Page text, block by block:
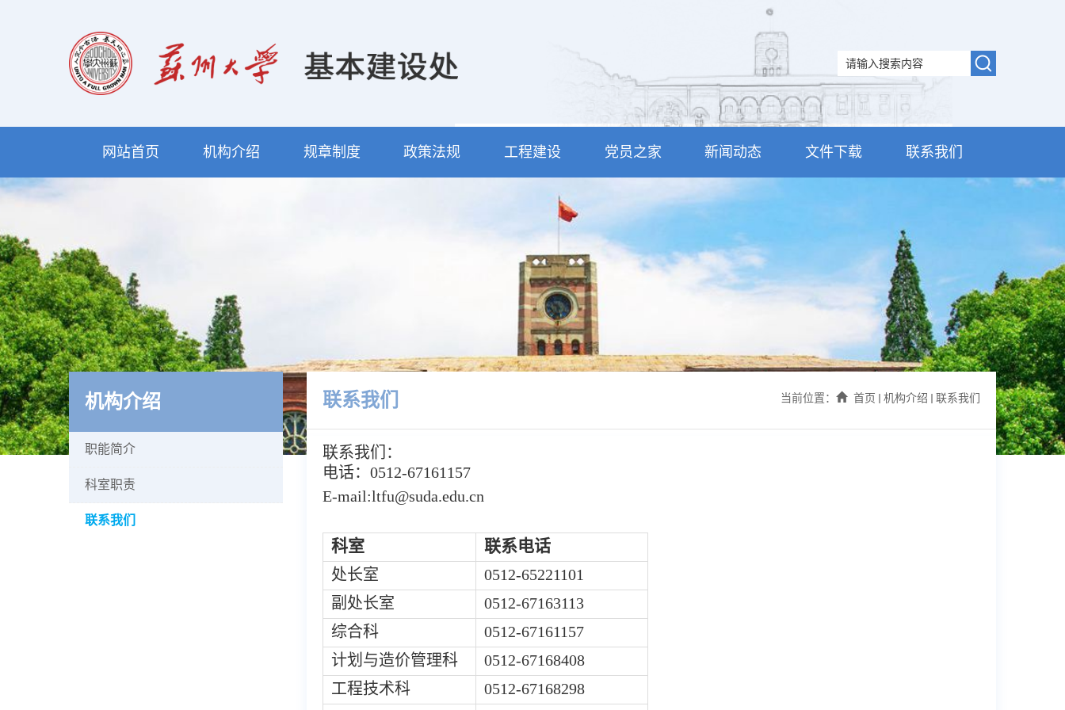
网站首页 机构介绍 规章制度 政策法规 工程建设 党员之家 新闻动态 文件下载 联系我们
机构介绍
职能简介
科室职责
联系我们
联系我们 当前位置： 首页 机构介绍 联系我们
联系我们：
电话：0512-67161157
E-mail:ltfu@suda.edu.cn
科室 联系电话
处长室
0512-65221101
副处长室
0512-67163113
综合科
0512-67161157
计划与造价管理科
0512-67168408
工程技术科
0512-67168298